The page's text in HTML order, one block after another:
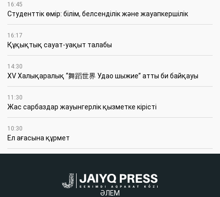
16:45
Студенттік өмір: білім, белсенділік және жауапкершілік
16:17
Құқықтық сауат-уақыт талабы
14:30
XV Халықаралық “舞蹈世界 Удао шыжие” атты би байқауы
11:30
Жас сарбаздар жауынгерлік қызметке кірісті
10:30
Ел ағасына құрмет
ӘЛЕМ